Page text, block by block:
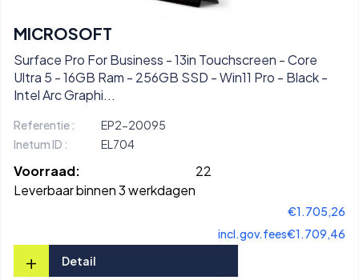
MICROSOFT
Surface Pro For Business - 13in Touchscreen - Core
Ultra 5 - 16GB Ram - 256GB SSD - Win11 Pro - Black -
Intel Arc Graphi...
Referentie :
EP2-20095
Inetum ID :
EL704
Voorraad:
22
Leverbaar binnen 3 werkdagen
€1.705,26
incl.gov.fees€1.709,46
+ Detail